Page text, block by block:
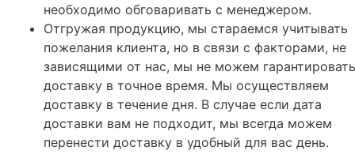
необходимо обговаривать с менеджером.
Отгружая продукцию, мы стараемся учитывать
пожелания клиента, но в связи с факторами, не
зависящими от нас, мы не можем гарантировать
доставку в точное время. Мы осуществляем
доставку в течение дня. В случае если дата
доставки вам не подходит, мы всегда можем
перенести доставку в удобный для вас день.